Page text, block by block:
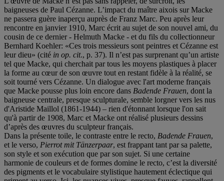
baigneuses de Paul Cézanne. L’impact du maître aixois sur Macke
ne passera guère inaperçu auprès de Franz Marc. Peu après leur
rencontre en janvier 1910, Marc écrit au sujet de son nouvel ami, du
cousin de ce dernier - Helmuth Macke - et du fils du collectionneur
Bernhard Koehler: «Ces trois messieurs sont peintres et Cézanne est
leur dieu» (cité in op. cit., p. 37). Il n’est pas surprenant qu’un artiste
tel que Macke, qui cherchait par tous les moyens plastiques à placer
la forme au cœur de son œuvre tout en restant fidèle à la réalité, se
soit tourné vers Cézanne. Un dialogue avec l'art moderne français
que Macke pousse plus loin encore dans Badende Frauen, dont la
baigneuse centrale, presque sculpturale, semble lorgner vers les nus
d'Aristide Maillol (1861-1944) – rien d'étonnant lorsque l'on sait
qu'à partir de 1908, Marc et Macke ont réalisé plusieurs dessins
d’après des œuvres du sculpteur français.
Dans la présente toile, le contraste entre le recto, Badende Frauen,
et le verso, Pierrot mit Tänzerpaar, est frappant tant par sa palette,
son style et son exécution que par son sujet. Si une certaine
harmonie de couleurs et de formes domine le recto, c’est la diversité
des pigments et le vocabulaire stylistique hautement éclectique qui